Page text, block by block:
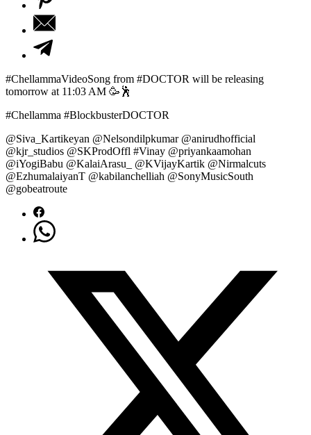
#ChellammaVideoSong from #DOCTOR will be releasing
tomorrow at 11:03 AM 🥳🕺
#Chellamma #BlockbusterDOCTOR
@Siva_Kartikeyan @Nelsondilpkumar @anirudhofficial
@kjr_studios @SKProdOffl #Vinay @priyankaamohan
@iYogiBabu @KalaiArasu_ @KVijayKartik @Nirmalcuts
@EzhumalaiyanT @kabilanchelliah @SonyMusicSouth
@gobeatroute